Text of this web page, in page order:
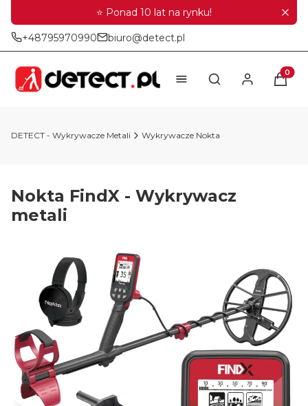
⭐ Ponad 10 lat na rynku!
+48795970990 biuro@detect.pl
Otwórz
DETECT - Wykrywacze Metali Wykrywacze Nokta
Nokta FindX - Wykrywacz
metali